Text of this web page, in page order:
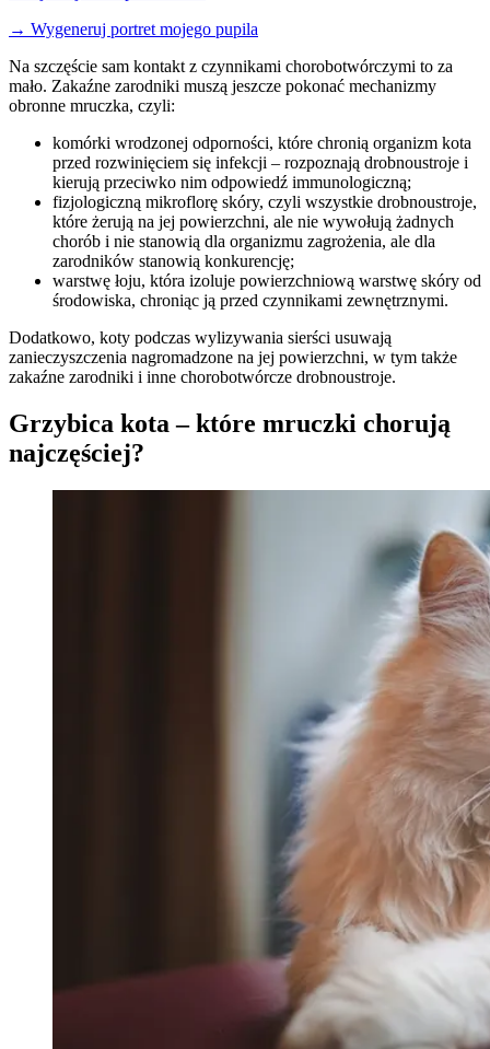
→ Wygeneruj portret mojego pupila
Na szczęście sam kontakt z czynnikami chorobotwórczymi to za
mało. Zakaźne zarodniki muszą jeszcze pokonać mechanizmy
obronne mruczka, czyli:
komórki wrodzonej odporności, które chronią organizm kota
przed rozwinięciem się infekcji – rozpoznają drobnoustroje i
kierują przeciwko nim odpowiedź immunologiczną;
fizjologiczną mikroflorę skóry, czyli wszystkie drobnoustroje,
które żerują na jej powierzchni, ale nie wywołują żadnych
chorób i nie stanowią dla organizmu zagrożenia, ale dla
zarodników stanowią konkurencję;
warstwę łoju, która izoluje powierzchniową warstwę skóry od
środowiska, chroniąc ją przed czynnikami zewnętrznymi.
Dodatkowo, koty podczas wylizywania sierści usuwają
zanieczyszczenia nagromadzone na jej powierzchni, w tym także
zakaźne zarodniki i inne chorobotwórcze drobnoustroje.
Grzybica kota – które mruczki chorują
najczęściej?